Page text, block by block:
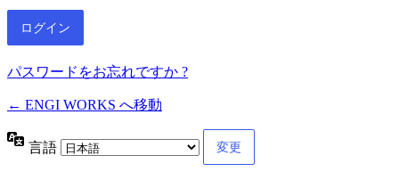
パスワードをお忘れですか ?
← ENGI WORKS へ移動
言語